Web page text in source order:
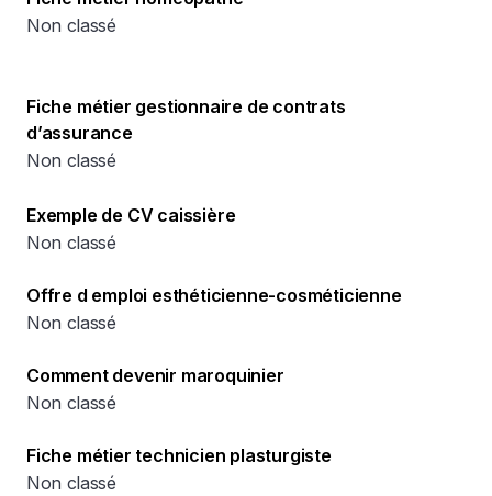
Non classé
Fiche métier gestionnaire de contrats
d’assurance
Non classé
Exemple de CV caissière
Non classé
Offre d emploi esthéticienne-cosméticienne
Non classé
Comment devenir maroquinier
Non classé
Fiche métier technicien plasturgiste
Non classé